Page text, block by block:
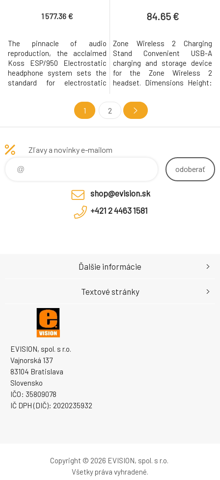
1 577.36 €
The pinnacle of audio
reproduction, the acclaimed
Koss ESP/950 Electrostatic
headphone system sets the
standard for electrostatic
ohms 98 dB SPL/1mW
84.65 €
Zone Wireless 2 Charging
Stand Convenient USB-A
charging and storage device
for the Zone Wireless 2
headset. Dimensions Height:
Weight: 152 g Cable length: 1.3
m Technical Specifications
Supported device: Zone
1 2
Zľavy a novinky e-mailom
odoberať
shop@evision.sk
+421 2 4463 1581
EVISION, spol. s r.o.
Vajnorská 137
83104 Bratislava
Slovensko
IČO: 35809078
IČ DPH (DIČ): 2020235932
Ďalšie informácie
Textové stránky
Copyright © 2026 EVISION, spol. s r.o.
Všetky práva vyhradené.